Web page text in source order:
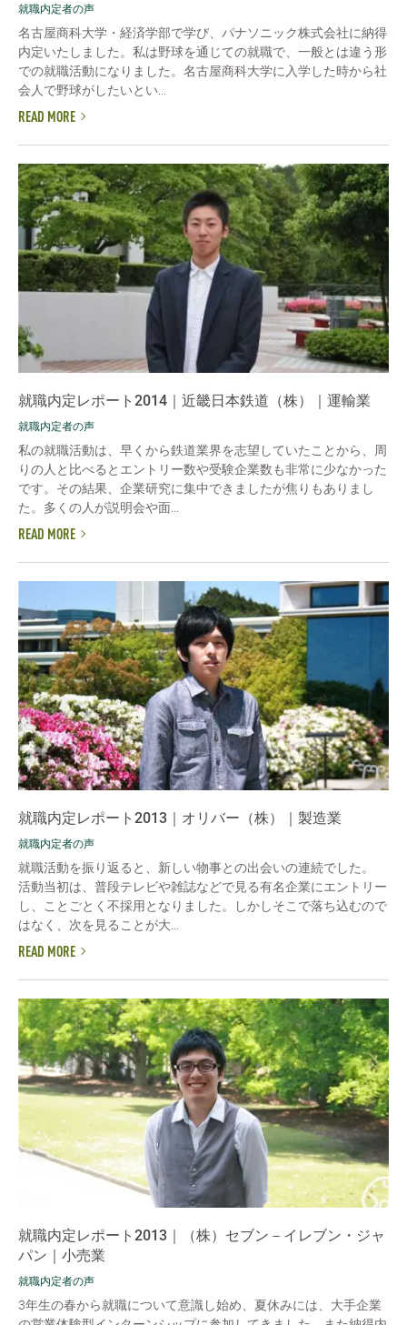
就職内定者の声
名古屋商科大学・経済学部で学び、パナソニック株式会社に納得
内定いたしました。私は野球を通じての就職で、一般とは違う形
での就職活動になりました。名古屋商科大学に入学した時から社
会人で野球がしたいとい...
READ MORE
就職内定レポート2014｜近畿日本鉄道（株）｜運輸業
就職内定者の声
私の就職活動は、早くから鉄道業界を志望していたことから、周
りの人と比べるとエントリー数や受験企業数も非常に少なかった
です。その結果、企業研究に集中できましたが焦りもありまし
た。多くの人が説明会や面...
READ MORE
就職内定レポート2013｜オリバー（株）｜製造業
就職内定者の声
就職活動を振り返ると、新しい物事との出会いの連続でした。
活動当初は、普段テレビや雑誌などで見る有名企業にエントリー
し、ことごとく不採用となりました。しかしそこで落ち込むので
はなく、次を見ることが大...
READ MORE
就職内定レポート2013｜（株）セブン－イレブン・ジャ
パン｜小売業
就職内定者の声
3年生の春から就職について意識し始め、夏休みには、大手企業